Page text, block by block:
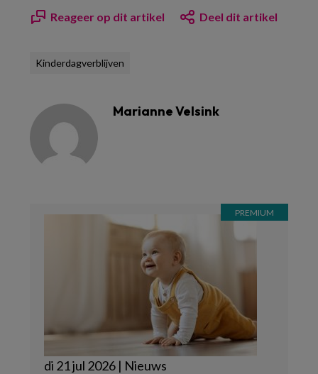
Reageer op dit artikel Deel dit artikel
Kinderdagverblijven
Marianne Velsink
di 21 jul 2026 | Nieuws